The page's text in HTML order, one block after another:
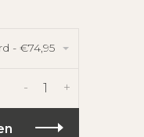
- €74,95
+
-